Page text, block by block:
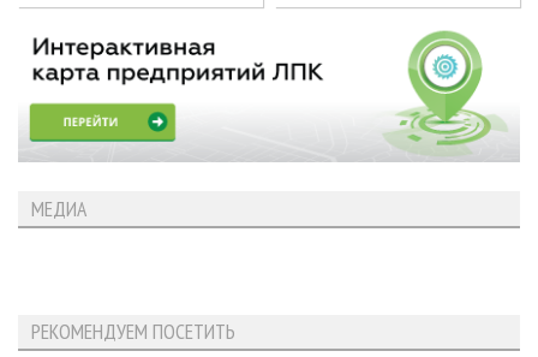
МЕДИА
РЕКОМЕНДУЕМ ПОСЕТИТЬ